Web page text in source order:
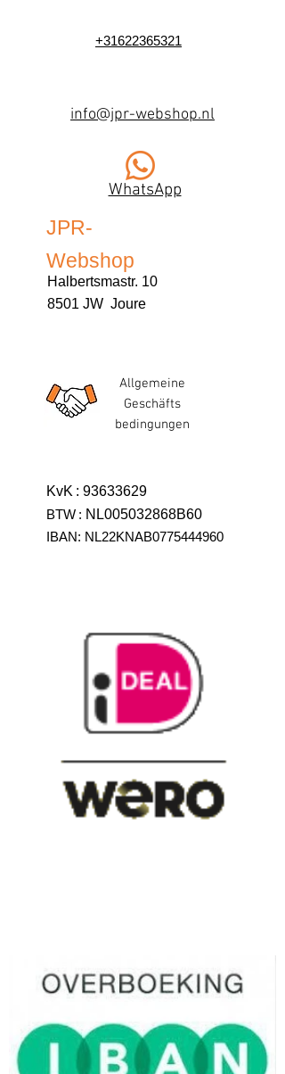
+31622365321
info@jpr-webshop.nl
WhatsApp
JPR-
Webshop
Halbertsmastr. 10
8501 JW Joure
Allgemeine
Geschäfts
bedingungen
KvK : 93633629
BTW : NL005032868B60
IBAN: NL22KNAB0775444960